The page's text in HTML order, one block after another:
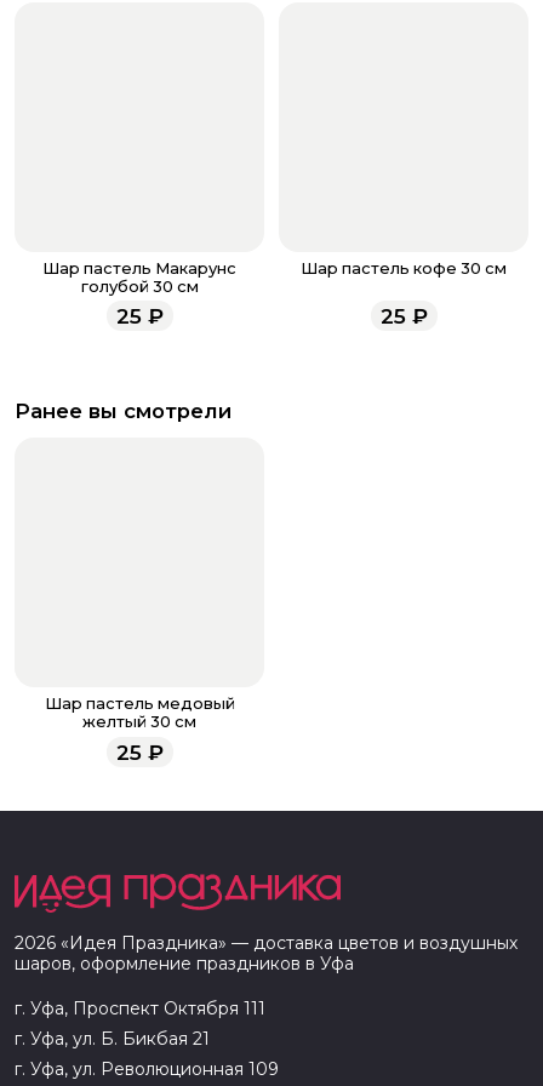
Шар пастель Макарунс
голубой 30 см
25₽
Шар пастель кофе 30 см
25₽
Ранее вы смотрели
Шар пастель медовый
желтый 30 см
25₽
2026 «Идея Праздника» — доставка цветов и воздушных
шаров, оформление праздников в Уфа
г. Уфа, Проспект Октября 111
г. Уфа, ул. Б. Бикбая 21
г. Уфа, ул. Революционная 109